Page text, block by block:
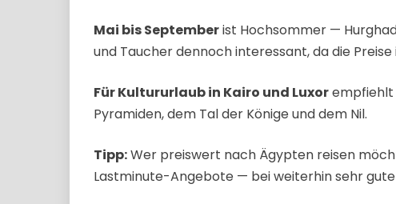
Mai bis Septemberist Hochsommer —
und Taucher dennoch interessant, da die
Für Kultururlaub in Kairo und Luxorempfiehlt
Pyramiden, dem Tal der Könige und dem Nil.
Tipp:Wer preiswert nach Ägypten reisen
Lastminute-Angebote — bei weiterhin sehr